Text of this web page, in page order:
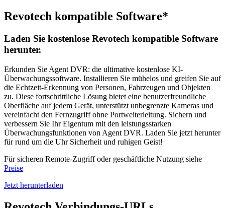
Revotech kompatible Software*
Laden Sie kostenlose Revotech kompatible Software
herunter.
Erkunden Sie Agent DVR: die ultimative kostenlose KI-
Überwachungssoftware. Installieren Sie mühelos und greifen Sie auf
die Echtzeit-Erkennung von Personen, Fahrzeugen und Objekten
zu. Diese fortschrittliche Lösung bietet eine benutzerfreundliche
Oberfläche auf jedem Gerät, unterstützt unbegrenzte Kameras und
vereinfacht den Fernzugriff ohne Portweiterleitung. Sichern und
verbessern Sie Ihr Eigentum mit den leistungsstarken
Überwachungsfunktionen von Agent DVR. Laden Sie jetzt herunter
für rund um die Uhr Sicherheit und ruhigen Geist!
Für sicheren Remote-Zugriff oder geschäftliche Nutzung siehe
Preise
Jetzt herunterladen